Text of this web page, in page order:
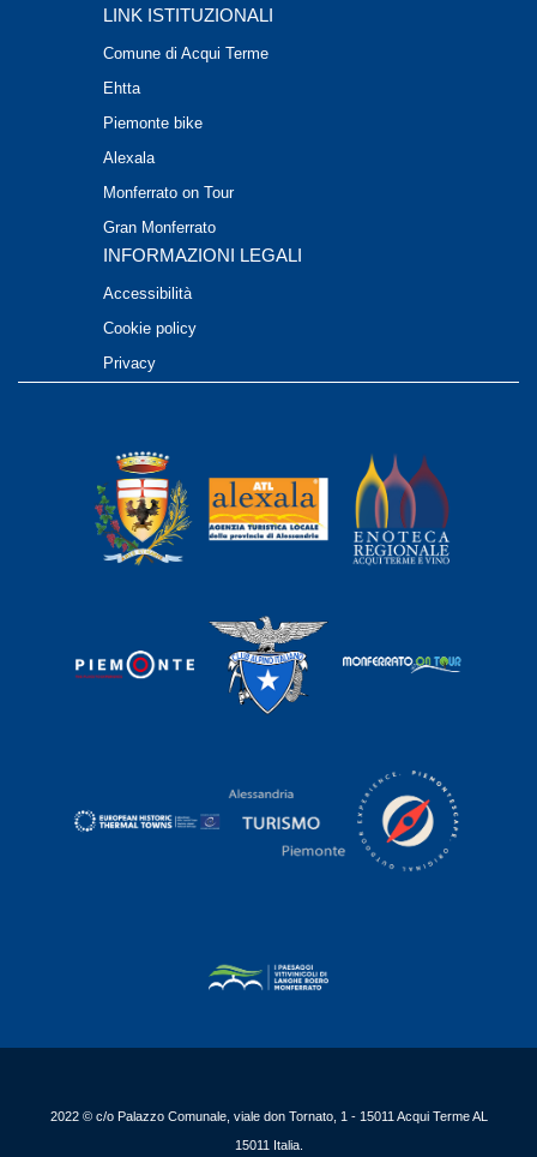
LINK ISTITUZIONALI
Comune di Acqui Terme
Ehtta
Piemonte bike
Alexala
Monferrato on Tour
Gran Monferrato
INFORMAZIONI LEGALI
Accessibilità
Cookie policy
Privacy
2022 © c/o Palazzo Comunale, viale don Tornato, 1 - 15011 Acqui Terme AL
15011 Italia.